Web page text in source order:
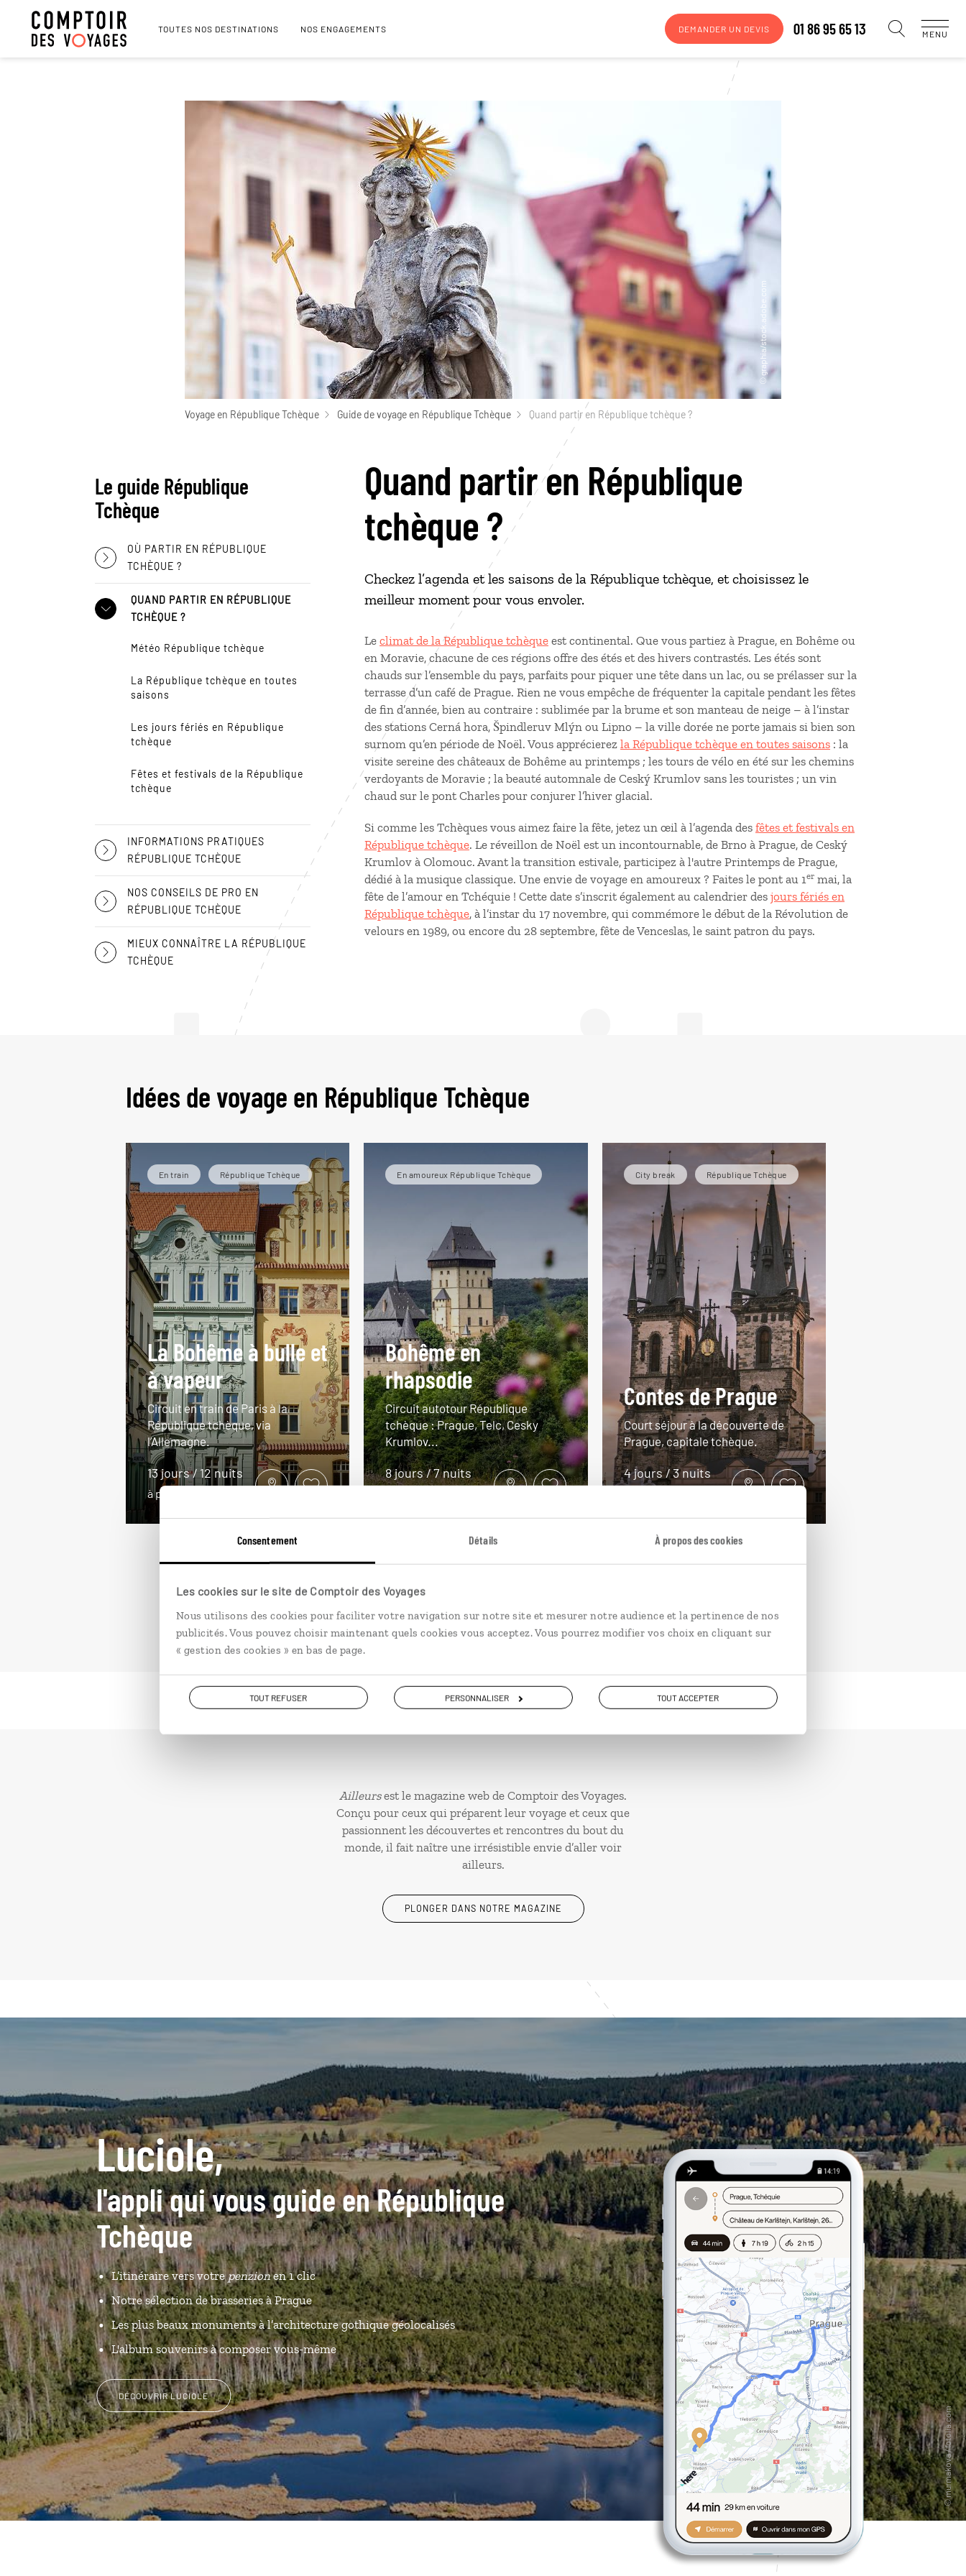
Consentement Détails À propos des cookies
Les cookies sur le site de Comptoir des Voyages
Nous utilisons des cookies pour faciliter votre navigation sur notre site et mesurer notre audience et la pertinence de nos
publicités. Vous pouvez choisir maintenant quels cookies vous acceptez. Vous pourrez modifier vos choix en cliquant sur
« gestion des cookies » en bas de page.
TOUT REFUSER PERSONNALISER TOUT ACCEPTER
TOUTES NOS DESTINATIONS NOS ENGAGEMENTS DEMANDER UN DEVIS 01 86 95 65 13 MENU
Voyage en République Tchèque Guide de voyage en République Tchèque Quand partir en République tchèque ?
Le guide
Le guide République
Tchèque
OÙ PARTIR EN RÉPUBLIQUE
TCHÈQUE ?
QUAND PARTIR EN RÉPUBLIQUE
TCHÈQUE ?
Météo République tchèque
La République tchèque en toutes
saisons
Les jours fériés en République
tchèque
Fêtes et festivals de la République
tchèque
INFORMATIONS PRATIQUES
RÉPUBLIQUE TCHÈQUE
NOS CONSEILS DE PRO EN
RÉPUBLIQUE TCHÈQUE
MIEUX CONNAÎTRE LA RÉPUBLIQUE
TCHÈQUE
Quand partir en République
tchèque ?
Checkez l’agenda et les saisons de la République tchèque, et choisissez le
meilleur moment pour vous envoler.
Le climat de la République tchèque est continental. Que vous partiez à Prague, en Bohême ou
en Moravie, chacune de ces régions offre des étés et des hivers contrastés. Les étés sont
chauds sur l’ensemble du pays, parfaits pour piquer une tête dans un lac, ou se prélasser sur la
terrasse d’un café de Prague. Rien ne vous empêche de fréquenter la capitale pendant les fêtes
de fin d’année, bien au contraire : sublimée par la brume et son manteau de neige – à l’instar
des stations Cerná hora, Špindleruv Mlýn ou Lipno – la ville dorée ne porte jamais si bien son
surnom qu’en période de Noël. Vous apprécierez la République tchèque en toutes saisons : la
visite sereine des châteaux de Bohême au printemps ; les tours de vélo en été sur les chemins
verdoyants de Moravie ; la beauté automnale de Ceský Krumlov sans les touristes ; un vin
chaud sur le pont Charles pour conjurer l’hiver glacial.
Si comme les Tchèques vous aimez faire la fête, jetez un œil à l’agenda des fêtes et festivals en
République tchèque. Le réveillon de Noël est un incontournable, de Brno à Prague, de Ceský
Krumlov à Olomouc. Avant la transition estivale, participez à l'autre Printemps de Prague,
dédié à la musique classique. Une envie de voyage en amoureux ? Faites le pont au 1er mai, la
fête de l’amour en Tchéquie ! Cette date s’inscrit également au calendrier des jours fériés en
République tchèque, à l’instar du 17 novembre, qui commémore le début de la Révolution de
velours en 1989, ou encore du 28 septembre, fête de Venceslas, le saint patron du pays.
Idées de voyage en République Tchèque
En train République Tchèque
La Bohême à bulle et
à vapeur
Circuit en train de Paris à la
République tchèque, via
l’Allemagne.
13 jours / 12 nuits
à partir de 2000€
En amoureux République Tchèque
Bohême en
rhapsodie
Circuit autotour République
tchèque : Prague, Telc, Cesky
Krumlov...
8 jours / 7 nuits
City break République Tchèque
Contes de Prague
Court séjour à la découverte de
Prague, capitale tchèque.
4 jours / 3 nuits
VOIR NOS 8 IDÉES DE VOYAGE EN RÉPUBLIQUE TCHÈQUE
Ailleursest le magazine web de Comptoir des Voyages.
Conçu pour ceux qui préparent leur voyage et ceux que
passionnent les découvertes et rencontres du bout du
monde, il fait naître une irrésistible envie d’aller voir
ailleurs.
PLONGER DANS NOTRE MAGAZINE
Luciole,
l'appli qui vous guide en République
Tchèque
L’itinéraire vers votrepenzionen 1 clic
Notre sélection de brasseries à Prague
Les plus beaux monuments à l’architecture gothique géolocalisés
L'album souvenirs à composer vous-même
DÉCOUVRIR LUCIOLE